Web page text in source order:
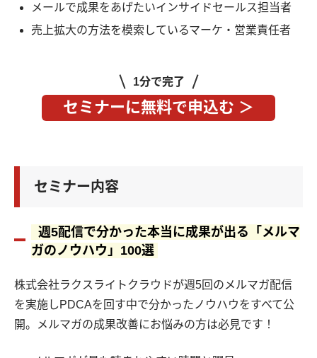
メールで成果をあげたいインサイドセールス担当者
売上拡大の方法を模索しているマーケ・営業責任者
1分で完了
セミナーに無料で申込む ＞
セミナー内容
週5配信で分かった本当に成果が出る「メルマ
ガのノウハウ」100選
株式会社ラクスライトクラウドが週5回のメルマガ配信
を実施しPDCAを回す中で分かったノウハウをすべて公
開。メルマガの成果改善にお悩みの方は必見です！